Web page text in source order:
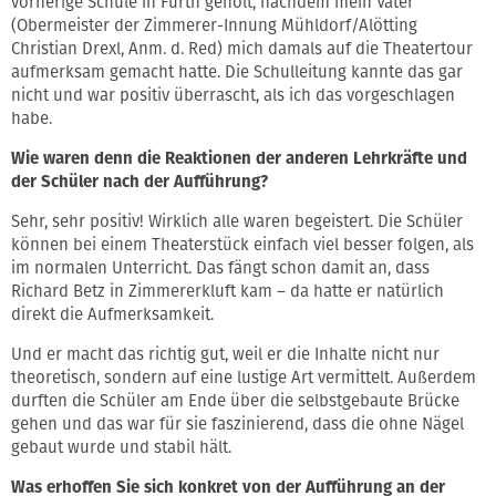
(Obermeister der Zimmerer-Innung Mühldorf/Alötting
Christian Drexl, Anm. d. Red) mich damals auf die Theatertour
aufmerksam gemacht hatte. Die Schulleitung kannte das gar
nicht und war positiv überrascht, als ich das vorgeschlagen
habe.
Wie waren denn die Reaktionen der anderen Lehrkräfte und
der Schüler nach der Aufführung?
Sehr, sehr positiv! Wirklich alle waren begeistert. Die Schüler
können bei einem Theaterstück einfach viel besser folgen, als
im normalen Unterricht. Das fängt schon damit an, dass
Richard Betz in Zimmererkluft kam – da hatte er natürlich
direkt die Aufmerksamkeit.
Und er macht das richtig gut, weil er die Inhalte nicht nur
theoretisch, sondern auf eine lustige Art vermittelt. Außerdem
durften die Schüler am Ende über die selbstgebaute Brücke
gehen und das war für sie faszinierend, dass die ohne Nägel
gebaut wurde und stabil hält.
Was erhoffen Sie sich konkret von der Aufführung an der